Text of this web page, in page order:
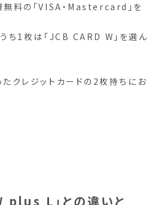
無料の「VISA・Mastercard」を
ち1枚は「JCB CARD W」を選ん
クレジットカードの2枚持ちにお
plus L」との違いと